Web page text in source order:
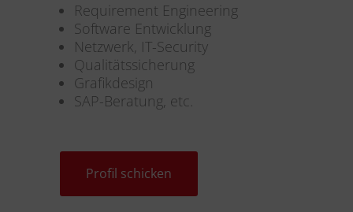
Requirement Engineering
Software Entwicklung
Netzwerk, IT-Security
Qualitätssicherung
Grafikdesign
SAP-Beratung, etc.
Profil schicken